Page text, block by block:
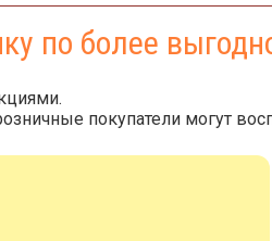
по более
покупатели могут